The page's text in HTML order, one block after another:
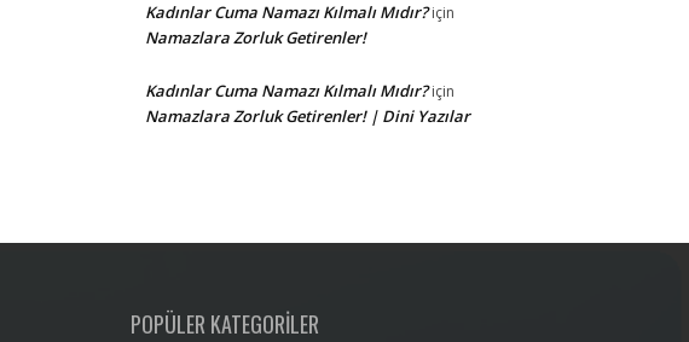
Kadınlar Cuma Namazı Kılmalı Mıdır?için
Namazlara Zorluk Getirenler!
Kadınlar Cuma Namazı Kılmalı Mıdır?için
Namazlara Zorluk Getirenler! | Dini Yazılar
POPÜLER KATEGORİLER